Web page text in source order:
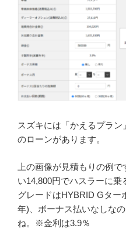
スズキには「かえるプラ
のローンがあります。
上の画像が見積もりの例
い14,800円でハスラーに乗
グレードはHYBRID Gター
年)、ボーナス払いなしな
ね。※金利は3.9％